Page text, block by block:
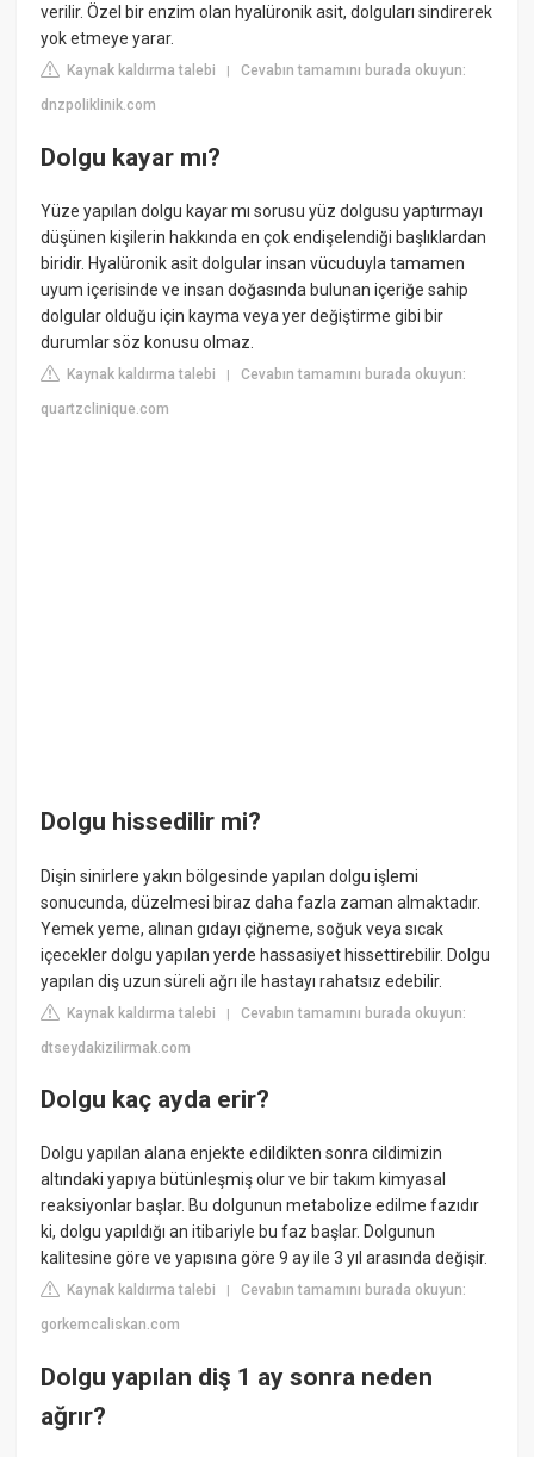
verilir. Özel bir enzim olan hyalüronik asit, dolguları sindirerek
yok etmeye yarar.
Kaynak kaldırma talebi |Cevabın tamamını burada okuyun:
dnzpoliklinik.com
Dolgu kayar mı?
Yüze yapılan dolgu kayar mı sorusu yüz dolgusu yaptırmayı
düşünen kişilerin hakkında en çok endişelendiği başlıklardan
biridir. Hyalüronik asit dolgular insan vücuduyla tamamen
uyum içerisinde ve insan doğasında bulunan içeriğe sahip
dolgular olduğu için kayma veya yer değiştirme gibi bir
durumlar söz konusu olmaz.
Kaynak kaldırma talebi |Cevabın tamamını burada okuyun:
quartzclinique.com
Dolgu hissedilir mi?
Dişin sinirlere yakın bölgesinde yapılan dolgu işlemi
sonucunda, düzelmesi biraz daha fazla zaman almaktadır.
Yemek yeme, alınan gıdayı çiğneme, soğuk veya sıcak
içecekler dolgu yapılan yerde hassasiyet hissettirebilir. Dolgu
yapılan diş uzun süreli ağrı ile hastayı rahatsız edebilir.
Kaynak kaldırma talebi |Cevabın tamamını burada okuyun:
dtseydakizilirmak.com
Dolgu kaç ayda erir?
Dolgu yapılan alana enjekte edildikten sonra cildimizin
altındaki yapıya bütünleşmiş olur ve bir takım kimyasal
reaksiyonlar başlar. Bu dolgunun metabolize edilme fazıdır
ki, dolgu yapıldığı an itibariyle bu faz başlar. Dolgunun
kalitesine göre ve yapısına göre 9 ay ile 3 yıl arasında değişir.
Kaynak kaldırma talebi |Cevabın tamamını burada okuyun:
gorkemcaliskan.com
Dolgu yapılan diş 1 ay sonra neden
ağrır?